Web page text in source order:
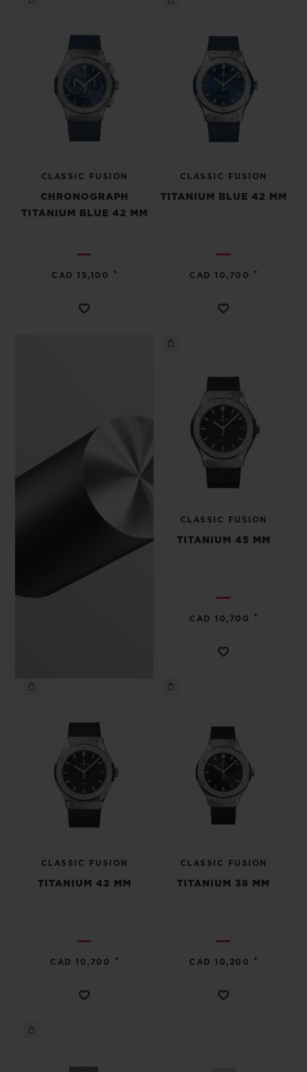
CLASSIC FUSION
CHRONOGRAPH
TITANIUM BLUE 42 MM
CAD 15,100 •
CLASSIC FUSION
TITANIUM BLUE 42 MM
CAD 10,700 •
CLASSIC FUSION
TITANIUM 45 MM
CAD 10,700 •
CLASSIC FUSION
TITANIUM 42 MM
CAD 10,700 •
CLASSIC FUSION
TITANIUM 38 MM
CAD 10,200 •